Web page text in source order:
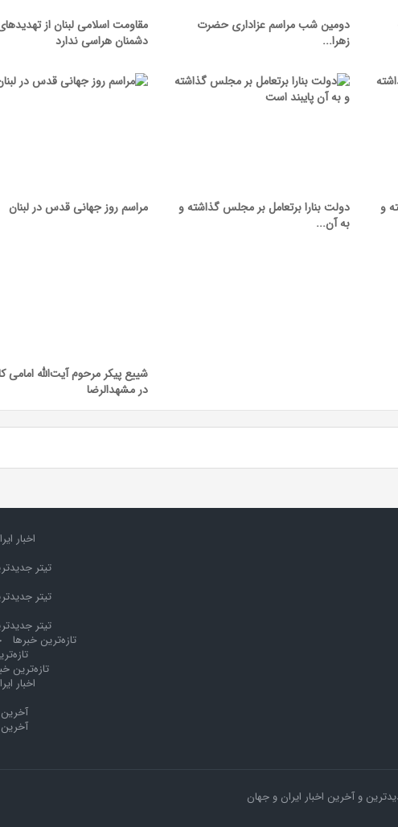
دومین شب مراسم عزاداری حضرت
زهرا...
مقاومت اسلامی لبنان از
دشمنان هراسی ندارد
و
دولت بنارا برتعامل بر مجلس گذاشته و
به آن...
مراسم روز جهانی قدس در لبنان
شییع پیکر مرحوم آیت‌الله امامی
در مشهدالرضا
اخبار
تیتر
تیتر
تیتر
تازه‌ترین خبرها
تازه‌ترین
اخبار
و آخرین اخبار ایران و جهان